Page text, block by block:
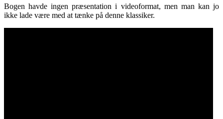
Bogen havde ingen præsentation i videoformat, men man kan jo
ikke lade være med at tænke på denne klassiker.